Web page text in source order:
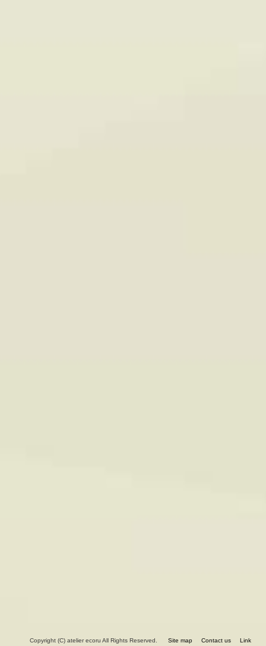
Copyright (C) atelier ecoru All Rights Reserved. Site map Contact us Link